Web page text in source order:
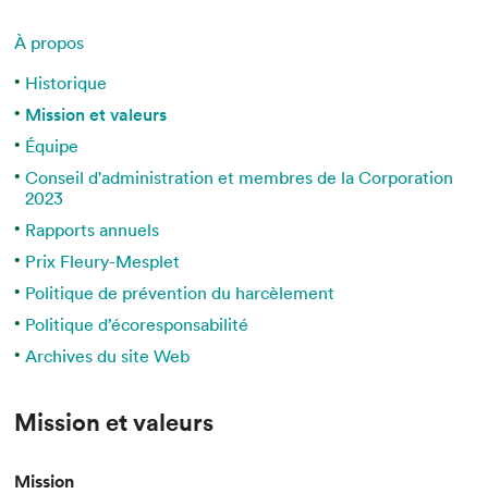
À propos
Historique
Mission et valeurs
Équipe
Conseil d'administration et membres de la Corporation
2023
Rapports annuels
Prix Fleury-Mesplet
Politique de prévention du harcèlement
Politique d’écoresponsabilité
Archives du site Web
Mission et valeurs
Mission